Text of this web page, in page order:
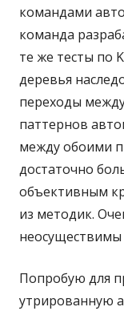
командами
команда
те же тесты по
деревья
переходы
паттернов
между обоими
достаточно
объективным
из методик.
неосуществимы
Попробую для
утрированную